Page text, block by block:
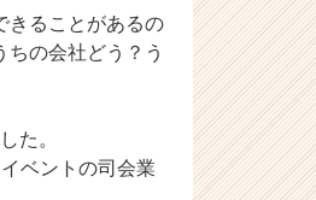
きることがあるの
の会社どう？う
た。
ベントの司会業